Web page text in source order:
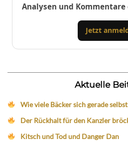
Analysen und
Jetzt
Aktuelle
Wie viele Bäcker sich gerade
Der Rückhalt für den Kanzler
Kitsch und Tod und Danger Dan